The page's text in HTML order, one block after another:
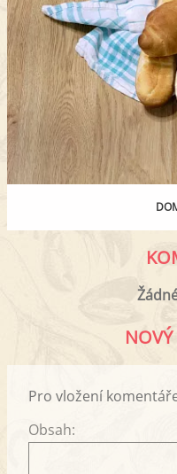
Pro vložení
Obsah: